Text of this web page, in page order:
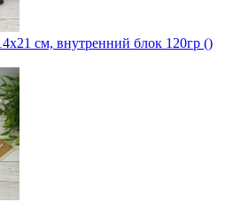
см, внутренний блок 120гр ()